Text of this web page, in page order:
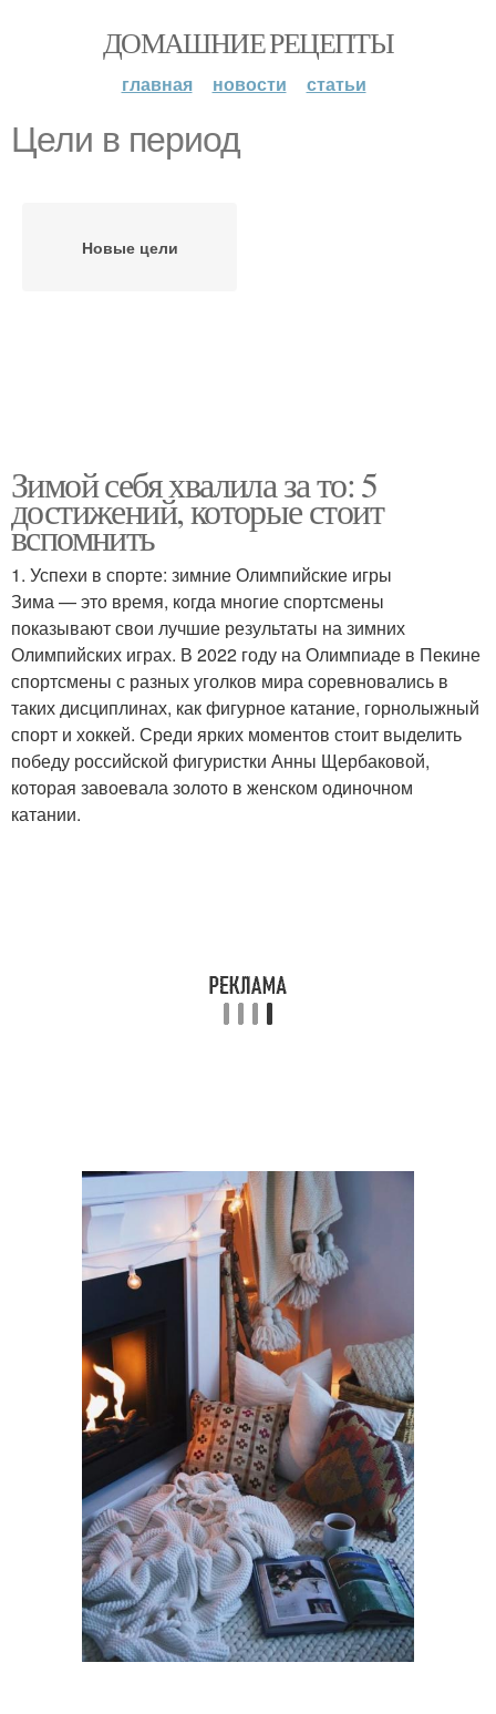
ДОМАШНИЕ РЕЦЕПТЫ
главная новости статьи
Цели в период
Новые цели
Зимой себя хвалила за то: 5
достижений, которые стоит
вспомнить
1. Успехи в спорте: зимние Олимпийские игры
Зима — это время, когда многие спортсмены
показывают свои лучшие результаты на зимних
Олимпийских играх. В 2022 году на Олимпиаде в Пекине
спортсмены с разных уголков мира соревновались в
таких дисциплинах, как фигурное катание, горнолыжный
спорт и хоккей. Среди ярких моментов стоит выделить
победу российской фигуристки Анны Щербаковой,
которая завоевала золото в женском одиночном
катании.